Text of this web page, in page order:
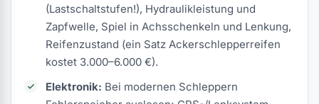
(Lastschaltstufen!), Hydraulikleistung und
Zapfwelle, Spiel in Achsschenkeln und Lenkung,
Reifenzustand (ein Satz Ackerschlepperreifen
kostet 3.000–6.000 €).
Elektronik: Bei modernen Schleppern